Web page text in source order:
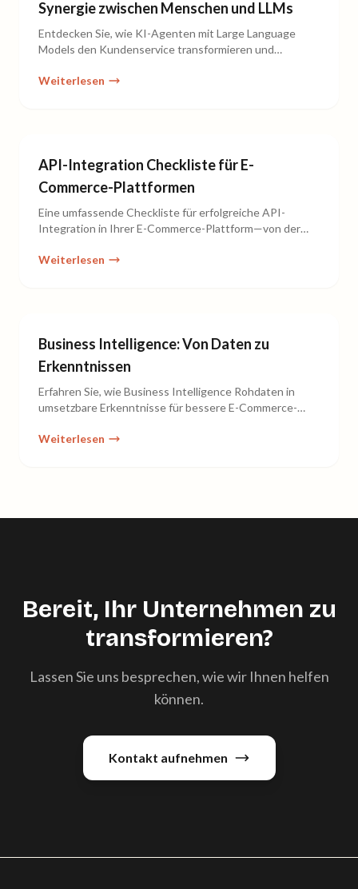
Synergie zwischen Menschen und LLMs
Entdecken Sie, wie KI-Agenten mit Large Language
Models den Kundenservice transformieren und
Weiterlesen
API-Integration Checkliste für E-
Commerce-Plattformen
Eine umfassende Checkliste für erfolgreiche API-
Integration in Ihrer E-Commerce-Plattform—von der
Weiterlesen
Business Intelligence: Von Daten zu
Erkenntnissen
Erfahren Sie, wie Business Intelligence Rohdaten in
umsetzbare Erkenntnisse für bessere E-Commerce-
Weiterlesen
Bereit, Ihr Unternehmen zu
transformieren?
Lassen Sie uns besprechen, wie wir Ihnen helfen
können.
Kontakt aufnehmen